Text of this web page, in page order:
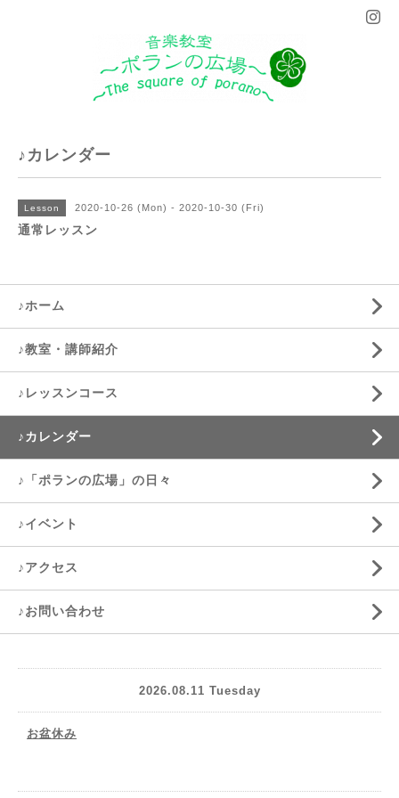
♪カレンダー
Lesson 2020-10-26 (Mon) - 2020-10-30 (Fri)
通常レッスン
♪ホーム
♪教室・講師紹介
♪レッスンコース
♪カレンダー
♪「ポランの広場」の日々
♪イベント
♪アクセス
♪お問い合わせ
2026.08.11 Tuesday
お盆休み